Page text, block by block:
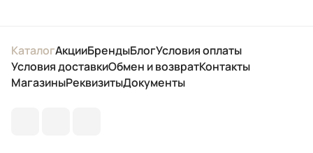
КаталогАкцииБрендыБлогУсловия оплаты
Условия доставкиОбмен и возвратКонтакты
МагазиныРеквизитыДокументы